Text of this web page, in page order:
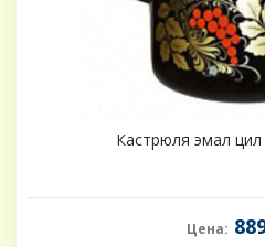
Кастрюля эмал
Цена: